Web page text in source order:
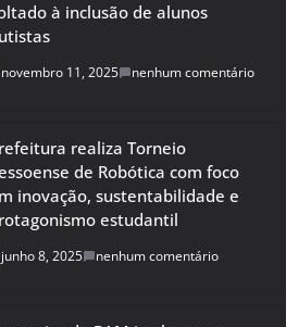
à inclusão de alunos
novembro 11, 2025 nenhum comentário
realiza Torneio
de Robótica com foco
inovação, sustentabilidade e
estudantil
junho 8, 2025 nenhum comentário